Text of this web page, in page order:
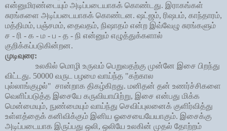
என்னுமிரண்டையும் அடிப்படையாகக் கொண்டது. இராகங்கள்
சுரங்களை அடிப்படையாகக் கொண்டன. ஷட்ஜம், ரிஷபம், காந்தாரம்,
மத்திமம், பஞ்சமம், தைவதம், நிஷாதம் என்ற இவ்வேழு சுரங்களும்
ச - ரி - க - ம - ப - த - நி என்னும் எழுத்துக்களால்
குறிக்கப்படுகின்றன.
முடிவுரை:
உலகில் மொழி உருவம் பெறுவதற்கு முன்னே இசை பிறந்து
விட்டது. 50000 வ‌ருட‌ ப‌ழ‌மை வாய்ந்த "க‌ற்கால‌
புல்லாங்குழ‌ல்" சான்றாக திகழ்கிறது. மனிதன் தன் உணர்ச்சிகளை
வெளிப்படுத்த இசையே கருவியாயிற்று, இசை என்பது மிக்க
மென்மையும், நுண்மையும் வாய்ந்து செவிப்புலனைக் குளிர்வித்து
உள்ளத்தைக் கனிவிக்கும் இனிய ஓசையையேயாகும். இசைக்கு
அடிப்படையாக இருப்பது ஒலி, ஒலியே உலகின் முதல் தோற்றம்